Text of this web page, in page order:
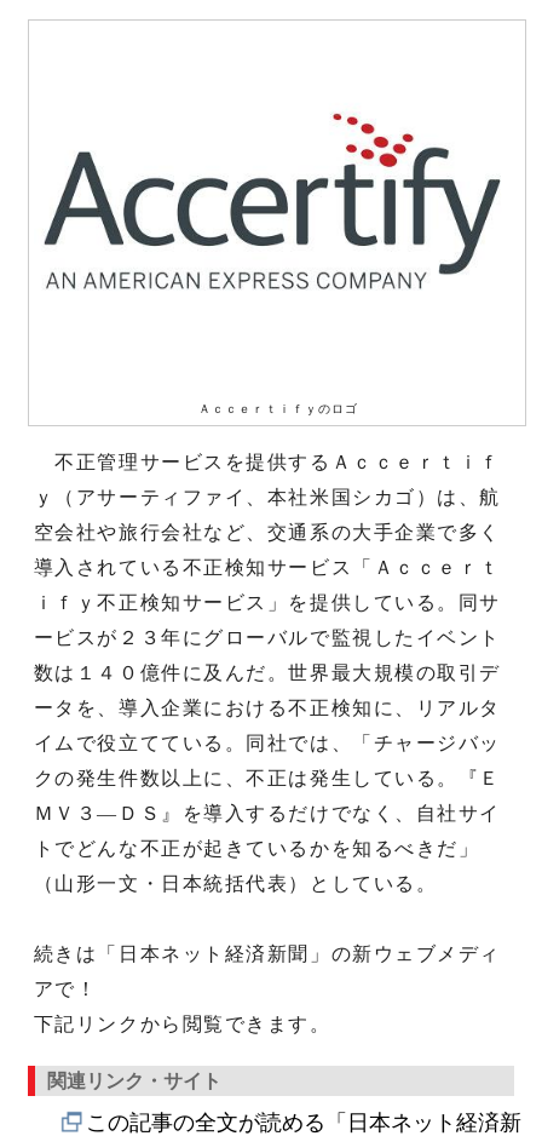
Ａｃｃｅｒｔｉｆｙのロゴ
不正管理サービスを提供するＡｃｃｅｒｔｉｆ
ｙ（アサーティファイ、本社米国シカゴ）は、航
空会社や旅行会社など、交通系の大手企業で多く
導入されている不正検知サービス「Ａｃｃｅｒｔ
ｉｆｙ不正検知サービス」を提供している。同サ
ービスが２３年にグローバルで監視したイベント
数は１４０億件に及んだ。世界最大規模の取引デ
ータを、導入企業における不正検知に、リアルタ
イムで役立てている。同社では、「チャージバッ
クの発生件数以上に、不正は発生している。『Ｅ
ＭＶ３―ＤＳ』を導入するだけでなく、自社サイ
トでどんな不正が起きているかを知るべきだ」
（山形一文・日本統括代表）としている。
続きは「日本ネット経済新聞」の新ウェブメディ
アで！
下記リンクから閲覧できます。
関連リンク・サイト
この記事の全文が読める「日本ネット経済新